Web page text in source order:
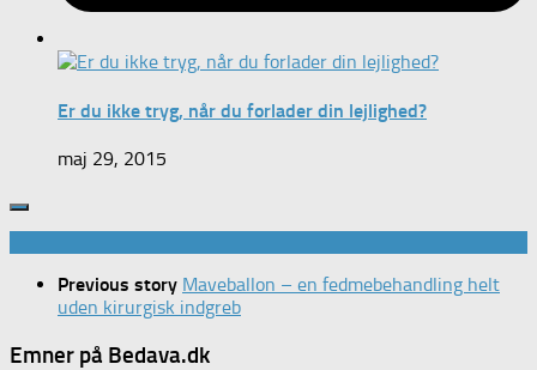
Er du ikke tryg, når du forlader din lejlighed?
maj 29, 2015
Previous story Maveballon – en fedmebehandling helt
uden kirurgisk indgreb
Emner på Bedava.dk